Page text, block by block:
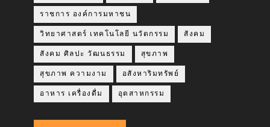
ราชการ องค์การมหาชน
วิทยาศาสตร์ เทคโนโลยี นวัตกรรม สังคม
สังคม ศิลปะ วัฒนธรรม สุขภาพ
สุขภาพ ความงาม อสังหาริมทรัพย์
อาหาร เครื่องดื่ม อุตสาหกรรม